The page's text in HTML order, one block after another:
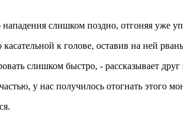
нападения слишком поздно, отгоняя уже
к голове, оставив на ней
слишком быстро, - рассказывает друг
у нас получилось отогнать этого